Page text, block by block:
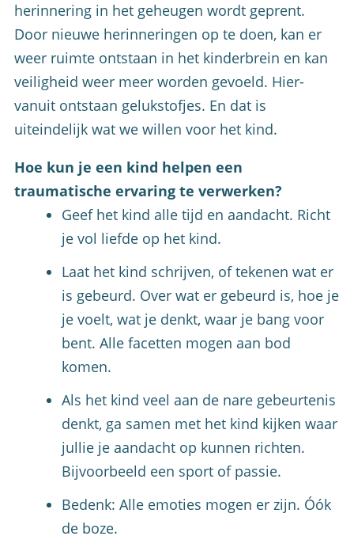
herinnering in het geheugen wordt geprent.
Door nieuwe herinneringen op te doen, kan er
weer ruimte ontstaan in het kinderbrein en kan
veiligheid weer meer worden gevoeld. Hier-
vanuit ontstaan gelukstofjes. En dat is
uiteindelijk wat we willen voor het kind.
Hoe kun je een kind helpen een
traumatische ervaring te verwerken?
Geef het kind alle tijd en aandacht. Richt
je vol liefde op het kind.
Laat het kind schrijven, of tekenen wat er
is gebeurd. Over wat er gebeurd is, hoe je
je voelt, wat je denkt, waar je bang voor
bent. Alle facetten mogen aan bod
komen.
Als het kind veel aan de nare gebeurtenis
denkt, ga samen met het kind kijken waar
jullie je aandacht op kunnen richten.
Bijvoorbeeld een sport of passie.
Bedenk: Alle emoties mogen er zijn. Óók
de boze.